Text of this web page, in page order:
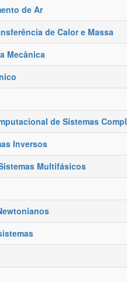
de Ar
de Calor e Massa
Mecânica
de Sistemas
Inversos
Multifásicos